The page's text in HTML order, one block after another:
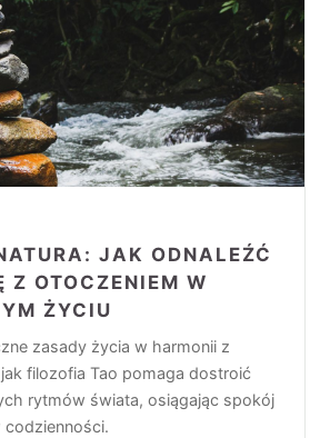
JAK ODNALEŹĆ
Z OTOCZENIEM W
ŻYCIU
zasady życia w harmonii z
filozofia Tao pomaga dostroić
rytmów świata, osiągając spokój